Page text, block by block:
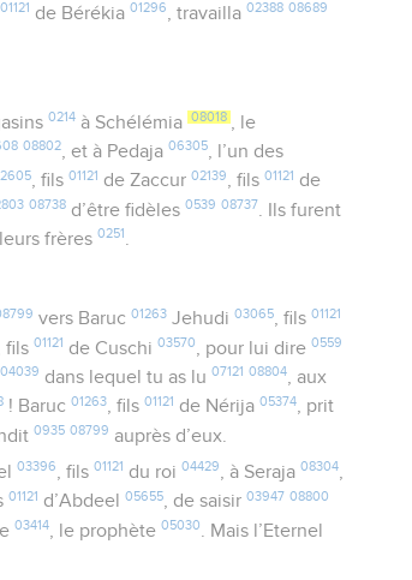
01121 de Bérékia01296, travailla02388 08689
0214à Schélémia 08018 , le
08802, et à Pedaja06305, l’un des
, fils01121 de Zaccur02139, fils01121 de
08738 d’être fidèles0539 08737
. Ils furent
frères0251 .
vers Baruc 01263Jehudi 03065, fils 01121
, fils01121 de Cuschi03570 , pour lui dire0559
04039 dans lequel tu as lu07121 08804, aux
! Baruc01263, fils01121 de Nérija05374, prit
0935 08799 auprès d’eux.
03396, fils 01121 du roi 04429, à Seraja 08304,
01121 d’Abdeel05655, de saisir03947 08800
03414 , le prophète05030 . Mais l’Eternel